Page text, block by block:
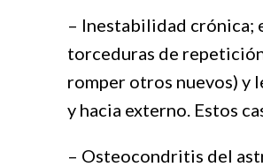
– Inestabilidad crónica;
torceduras de
romper otros nuevos) y
y hacia externo. Estos
– Osteocondritis del